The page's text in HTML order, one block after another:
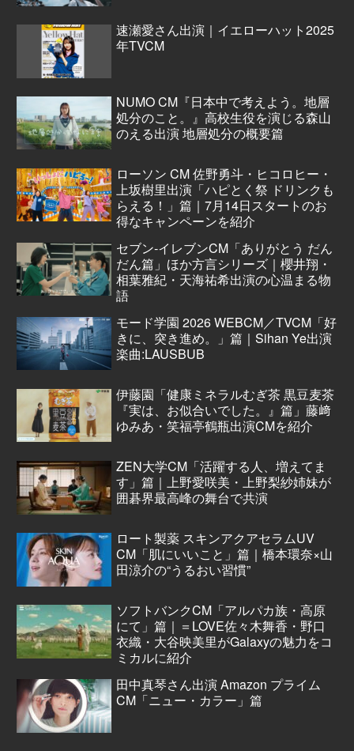
速瀬愛さん出演｜イエローハット2025
年TVCM
NUMO CM『日本中で考えよう。地層
処分のこと。』高校生役を演じる森山
のえる出演 地層処分の概要篇
ローソン CM 佐野勇斗・ヒコロヒー・
上坂樹里出演「ハピとく祭 ドリンクも
らえる！」篇｜7月14日スタートのお
得なキャンペーンを紹介
セブン‐イレブンCM「ありがとう だん
だん篇」ほか方言シリーズ｜櫻井翔・
相葉雅紀・天海祐希出演の心温まる物
語
モード学園 2026 WEBCM／TVCM「好
きに、突き進め。」篇｜Sihan Ye出演
楽曲:LAUSBUB
伊藤園「健康ミネラルむぎ茶 黒豆麦茶
『実は、お似合いでした。』篇」藤﨑
ゆみあ・笑福亭鶴瓶出演CMを紹介
ZEN大学CM「活躍する人、増えてま
す」篇｜上野愛咲美・上野梨紗姉妹が
囲碁界最高峰の舞台で共演
ロート製薬 スキンアクアセラムUV
CM「肌にいいこと」篇｜橋本環奈×山
田涼介の“うるおい習慣”
ソフトバンクCM「アルパカ族・高原
にて」篇｜＝LOVE佐々木舞香・野口
衣織・大谷映美里がGalaxyの魅力をコ
ミカルに紹介
田中真琴さん出演 Amazon プライム
CM「ニュー・カラー」篇